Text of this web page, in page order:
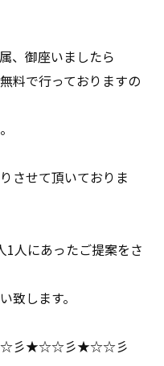
、御座いましたら
料で行っておりますの
させて頂いておりま
1人にあったご提案をさ
致します。
★☆☆彡★☆☆彡